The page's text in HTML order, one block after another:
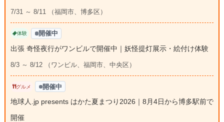
7/31 ～ 8/11 （福岡市、博多区）
体験 開催中
出張 奇怪夜行がワンビルで開催中｜妖怪提灯展示・絵付け体験
8/3 ～ 8/12 （ワンビル、福岡市、中央区）
グルメ 開催中
地球人.jp presents はかた夏まつり2026｜8月4日から博多駅前で
開催